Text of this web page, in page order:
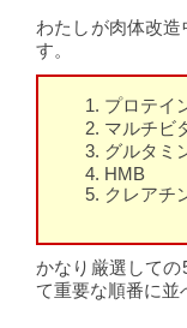
わたしが肉体改
す。
プロテイ
マルチビ
グルタミ
HMB
クレアチ
かなり厳選して
て重要な順番に並